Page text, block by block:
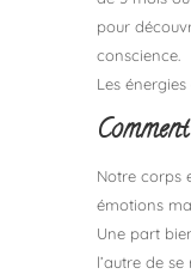
pour
conscience.
Les
Notre corps
émotions
Une part
l’autre de se